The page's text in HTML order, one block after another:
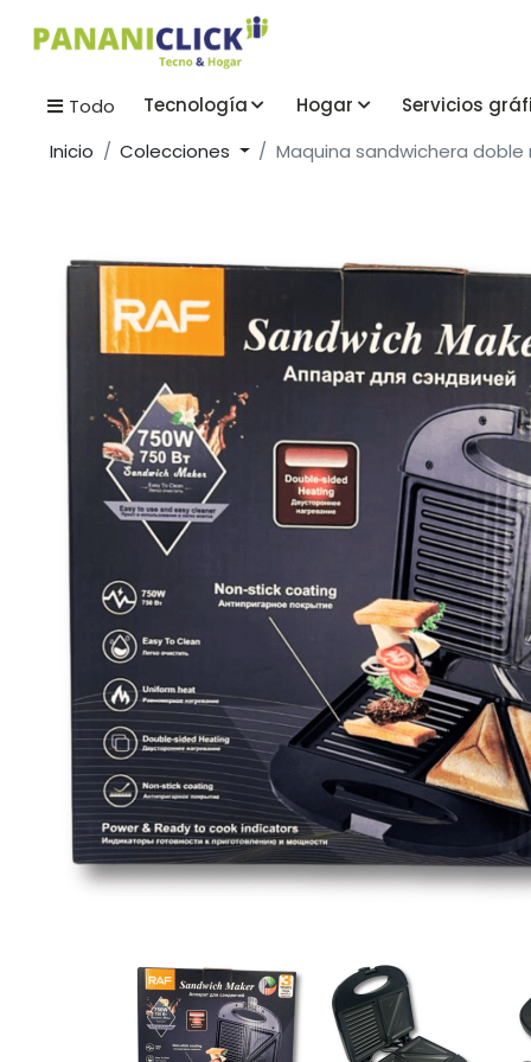
Todo Tecnología Hogar
Servicios
Inicio
Colecciones Maquina sandwichera doble